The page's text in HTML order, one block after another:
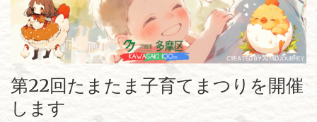
第22回たまたま子育てまつりを開催
します